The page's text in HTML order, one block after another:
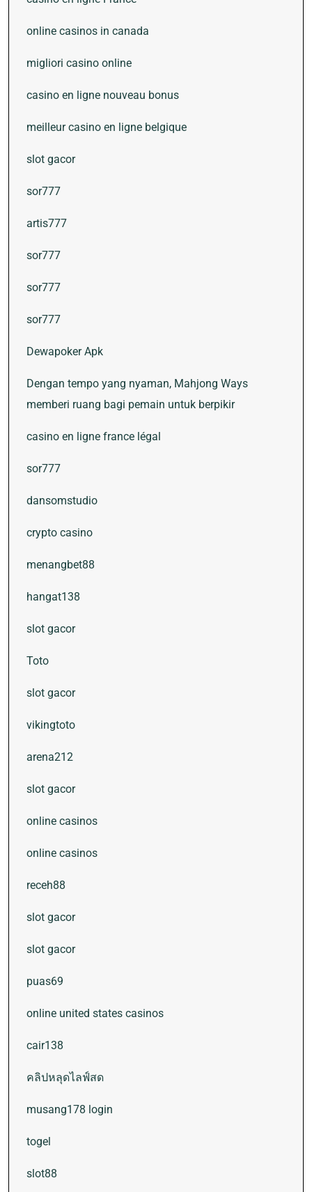
online casinos in canada
migliori casino online
casino en ligne nouveau bonus
meilleur casino en ligne belgique
slot gacor
sor777
artis777
sor777
sor777
sor777
Dewapoker Apk
Dengan tempo yang nyaman, Mahjong Ways
memberi ruang bagi pemain untuk berpikir
casino en ligne france légal
sor777
dansomstudio
crypto casino
menangbet88
hangat138
slot gacor
Toto
slot gacor
vikingtoto
arena212
slot gacor
online casinos
online casinos
receh88
slot gacor
slot gacor
puas69
online united states casinos
cair138
คลิปหลุดไลฟ์สด
musang178 login
togel
slot88